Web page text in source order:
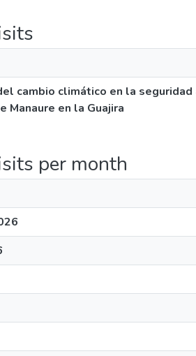
cambio climático en la
Manaure en la Guajira
per month